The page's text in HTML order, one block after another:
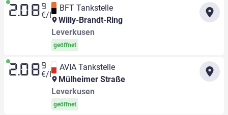
2.08 9
€/l
BFT Tankstelle
Willy-Brandt-Ring
Leverkusen
geöffnet
2.08 9
€/l
AVIA Tankstelle
Mülheimer Straße
Leverkusen
geöffnet